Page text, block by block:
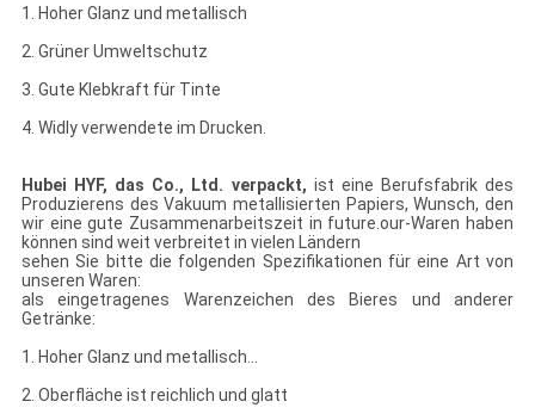
1. Hoher Glanz und metallisch
2. Grüner Umweltschutz
3. Gute Klebkraft für Tinte
4. Widly verwendete im Drucken.
Hubei HYF, das Co., Ltd. verpackt, ist eine Berufsfabrik des
Produzierens des Vakuum metallisierten Papiers, Wunsch, den
wir eine gute Zusammenarbeitszeit in future.our-Waren haben
können sind weit verbreitet in vielen Ländern
sehen Sie bitte die folgenden Spezifikationen für eine Art von
unseren Waren:
als eingetragenes Warenzeichen des Bieres und anderer
Getränke:
1. Hoher Glanz und metallisch…
2. Oberfläche ist reichlich und glatt